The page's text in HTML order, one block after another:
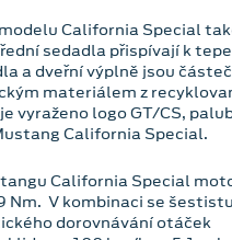
California Special
sedadla přispívají k
a dveřní výplně jsou
materiálem z
vyraženo logo GT/CS,
California Special.
California Special
Nm. V kombinaci se
dorovnávání otáček